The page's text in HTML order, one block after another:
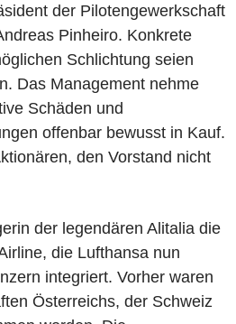
der Pilotengewerkschaft
Pinheiro. Konkrete
Schlichtung seien
Das Management nehme
Schäden und
offenbar bewusst in Kauf.
den Vorstand nicht
der legendären Alitalia die
die Lufthansa nun
integriert. Vorher waren
Österreichs, der Schweiz